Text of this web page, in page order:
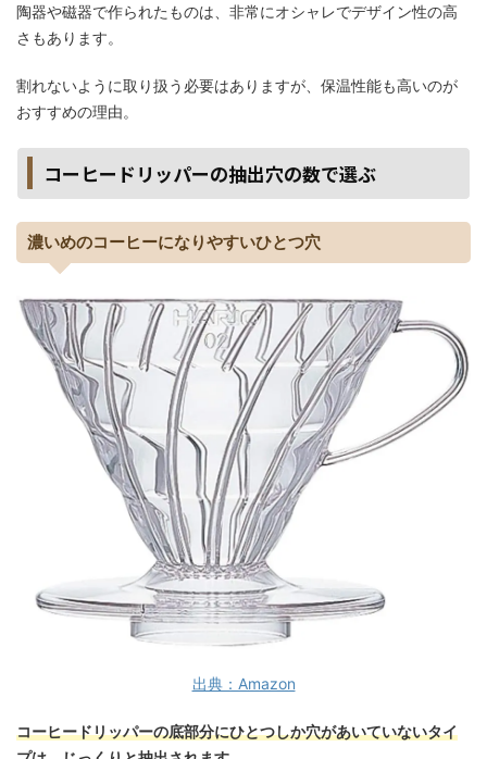
陶器や磁器で作られたものは、非常にオシャレでデザイン性の高
さもあります。
割れないように取り扱う必要はありますが、保温性能も高いのが
おすすめの理由。
コーヒードリッパーの抽出穴の数で選ぶ
濃いめのコーヒーになりやすいひとつ穴
出典：Amazon
コーヒードリッパーの底部分にひとつしか穴があいていないタイ